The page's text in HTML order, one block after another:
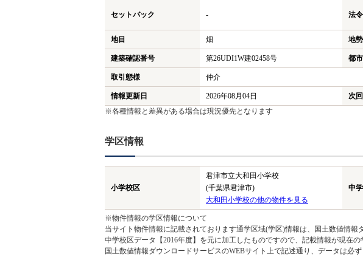
セットバック - 法
地目 畑 地勢
建築確認番号 第26UDI1W建02458号 都
取引態様 仲介
情報更新日 2026年08月04日 次
※各種情報と差異がある場合は現況優先となります
学区情報
小学校区
君津市立大和田小学校
(千葉県君津市)
大和田小学校の他の物件を見る
中
※物件情報の学区情報について
当サイト物件情報に記載されております通学区域(学区)情報は、国土数値情
中学校区データ【2016年度】を元に加工したものですので、記載情報が現在の
国土数値情報ダウンロードサービスのWEBサイト上で記述通り、データは必